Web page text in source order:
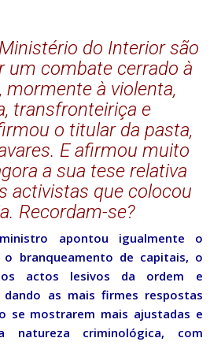
do Interior são
um combate cerrado à
mormente à violenta,
transfronteiriça e
o titular da pasta,
E afirmou muito
a sua tese relativa
activistas que colocou
Recordam-se?
apontou igualmente o
branqueamento de capitais, o
actos lesivos da ordem e
dando as mais firmes respostas
se mostrarem mais ajustadas e
natureza criminológica, com